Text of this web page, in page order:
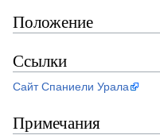
Положение
Ссылки
Сайт Спаниели Урала
Примечания